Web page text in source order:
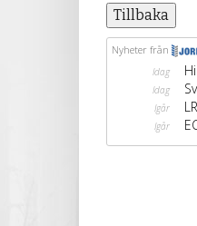
Tillbaka